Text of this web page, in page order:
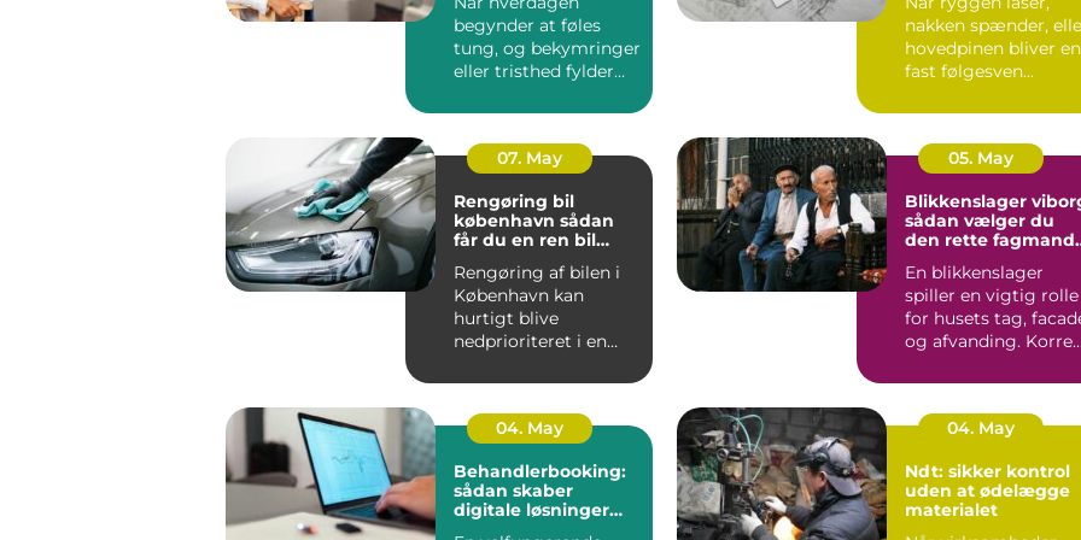
begynder at føles
tung, og bekymringer
eller tristhed fylder
kan en p...
nakken spænder,
hovedpinen bliver en
fast følgesven...
07. May
Rengøring bil
københavn sådan
får du en ren bil
Rengøring af bilen i
København kan
hurtigt blive
nedprioriteret i en
arbejde, børn...
05. May
Blikkenslager
sådan vælger du
den rette fagmand
En blikkenslager
spiller en vigtig rolle
for husets tag,
og afvanding. Korrekt
04. May
Behandlerbooking:
sådan skaber
digitale løsninger
04. May
Ndt: sikker kontrol
uden at ødelægge
materialet